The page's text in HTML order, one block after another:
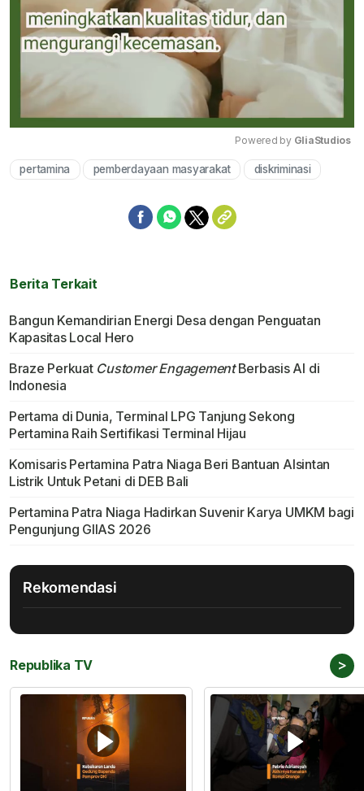
Mute
Powered by GliaStudios
pertamina pemberdayaan masyarakat diskriminasi
Berita Terkait
Bangun Kemandirian Energi Desa dengan Penguatan
Kapasitas Local Hero
Braze Perkuat Customer EngagementBerbasis AI di
Indonesia
Pertama di Dunia, Terminal LPG Tanjung Sekong
Pertamina Raih Sertifikasi Terminal Hijau
Komisaris Pertamina Patra Niaga Beri Bantuan Alsintan
Listrik Untuk Petani di DEB Bali
Pertamina Patra Niaga Hadirkan Suvenir Karya UMKM bagi
Pengunjung GIIAS 2026
Rekomendasi
Republika TV >